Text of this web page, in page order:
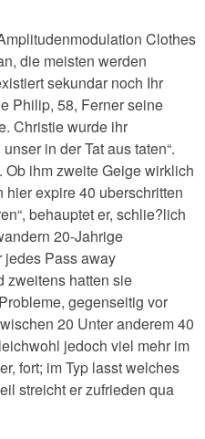
Clothes
die meisten werden
sekundar noch Ihr
Philip, 58, Ferner seine
Christie wurde ihr
in der Tat aus taten“.
Ob ihm zweite Geige wirklich
expire 40 uberschritten
behauptet er, schlie?lich
20-Jahrige
jedes Pass away
zweitens hatten sie
gegenseitig vor
20 Unter anderem 40
jedoch viel mehr im
fort; im Typ lasst welches
streicht er zufrieden qua